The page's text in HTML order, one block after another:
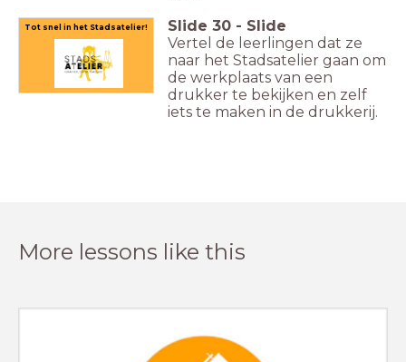
Tot snel in het Stadsatelier! Slide 30 - Slide
Vertel de leerlingen dat ze
naar het Stadsatelier gaan om
de werkplaats van een
drukker te bekijken en zelf
iets te maken in de drukkerij.
More lessons like this